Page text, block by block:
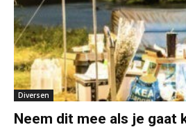
Diversen
Neem dit mee als je gaat